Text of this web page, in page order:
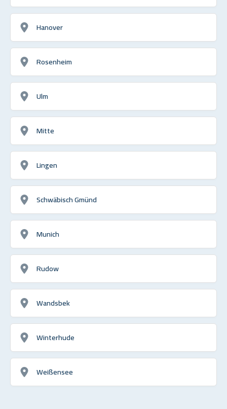
Hanover
Rosenheim
Ulm
Mitte
Lingen
Schwäbisch Gmünd
Munich
Rudow
Wandsbek
Winterhude
Weißensee